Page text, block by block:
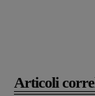
Articoli